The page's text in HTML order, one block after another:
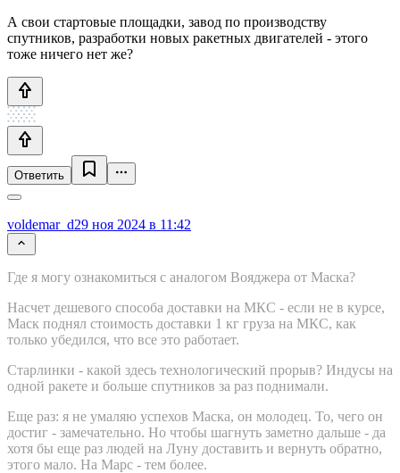
А свои стартовые площадки, завод по производству
спутников, разработки новых ракетных двигателей - этого
тоже ничего нет же?
Ответить
voldemar_d29 ноя 2024 в 11:42
Где я могу ознакомиться с аналогом Вояджера от Маска?
Насчет дешевого способа доставки на МКС - если не в курсе,
Маск поднял стоимость доставки 1 кг груза на МКС, как
только убедился, что все это работает.
Старлинки - какой здесь технологический прорыв? Индусы на
одной ракете и больше спутников за раз поднимали.
Еще раз: я не умаляю успехов Маска, он молодец. То, чего он
достиг - замечательно. Но чтобы шагнуть заметно дальше - да
хотя бы еще раз людей на Луну доставить и вернуть обратно,
этого мало. На Марс - тем более.